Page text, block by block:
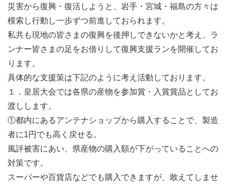
災害から復興・復活しようと、岩手・宮城・福島の方々は
模索し行動し一歩ずつ前進しておられます。
私共も現地の皆さまの復興を後押しできないかと考え、ラ
ンナー皆さまの足をお借りして復興支援ランを開催してお
ります。
具体的な支援策は下記のように考え活動しております。
１．皇居大会では各県の産物を参加賞・入賞賞品としてお
渡しします。
①都内にあるアンテナショップから購入することで、製造
者に1円でも高く戻せる。
風評被害にあい、県産物の購入額が下がっていることへの
対策です。
スーパーや百貨店などでも購入できますが、敢えてしませ